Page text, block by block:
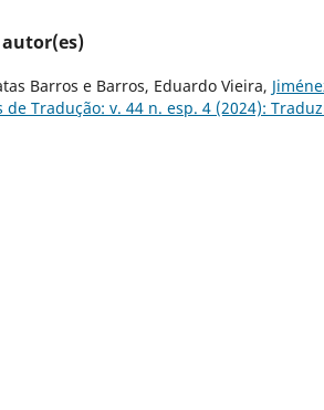
Barros e Barros, Eduardo Vieira,
de Tradução: v. 44 n. esp. 4 (2024):